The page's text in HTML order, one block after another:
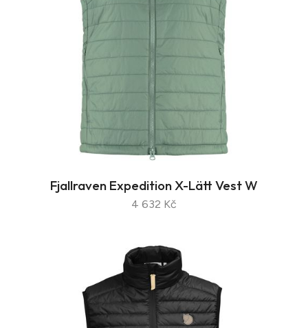
Fjallraven Expedition X-Lätt Vest W
4 632 Kč